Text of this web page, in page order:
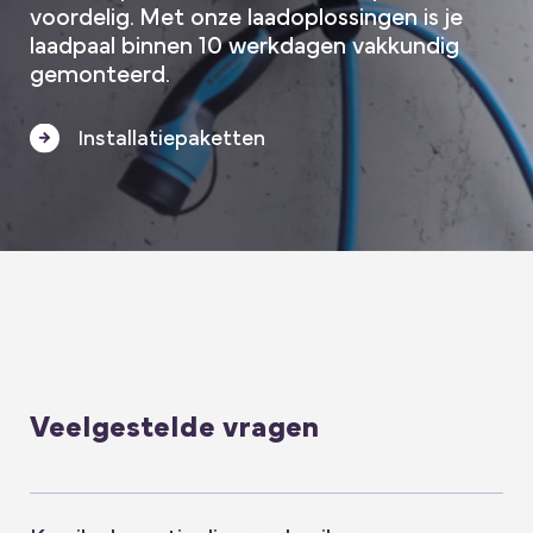
voordelig. Met onze laadoplossingen is je
laadpaal binnen 10 werkdagen vakkundig
gemonteerd.
Installatiepaketten
Veelgestelde vragen